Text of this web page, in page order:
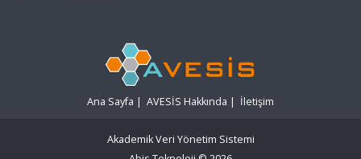
Ana Sayfa | AVESİS Hakkında | İletişim
Akademik Veri Yönetim Sistemi